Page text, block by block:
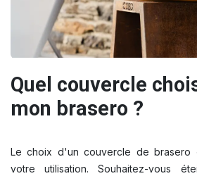
Quel couvercle
mon brasero ?
Le choix d'un couvercle de brasero
votre utilisation. Souhaitez-vous